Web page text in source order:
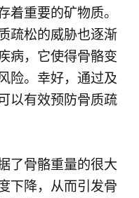
着重要的矿物质。
疏松的威胁也逐渐
病，它使得骨骼变
险。幸好，通过及
以有效预防骨质疏
了骨骼重量的很大
下降，从而引发骨